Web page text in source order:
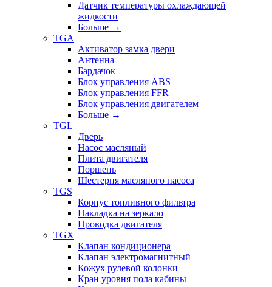
Датчик температуры охлаждающей
жидкости
Больше →
TGA
Активатор замка двери
Антенна
Бардачок
Блок управления ABS
Блок управления FFR
Блок управления двигателем
Больше →
TGL
Дверь
Насос масляный
Плита двигателя
Поршень
Шестерня масляного насоса
TGS
Корпус топливного фильтра
Накладка на зеркало
Проводка двигателя
TGX
Клапан кондиционера
Клапан электромагнитный
Кожух рулевой колонки
Кран уровня пола кабины